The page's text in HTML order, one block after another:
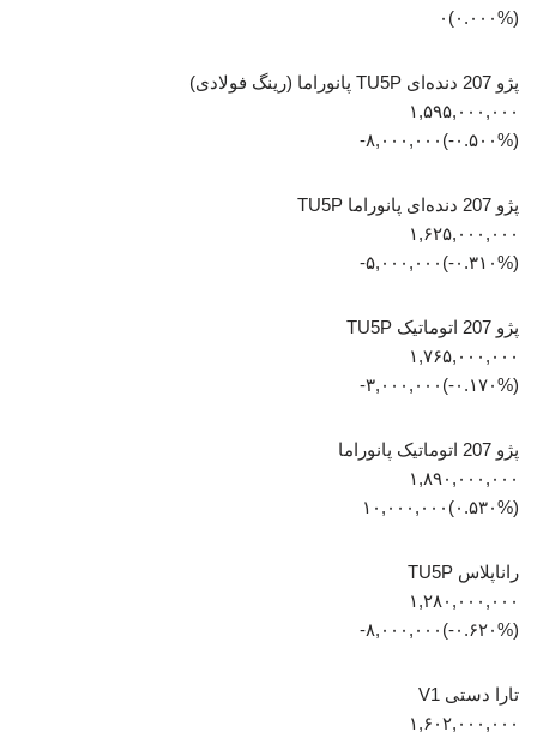
(۰.۰۰۰%)۰
پژو 207 دنده‌ای TU5P پانوراما (رینگ فولادی)
۱,۵۹۵,۰۰۰,۰۰۰
(‎-۰.۵۰۰%‏)‎-۸,۰۰۰,۰۰۰‏
پژو 207 دنده‌ای پانوراما TU5P
۱,۶۲۵,۰۰۰,۰۰۰
(‎-۰.۳۱۰%‏)‎-۵,۰۰۰,۰۰۰‏
پژو 207 اتوماتیک TU5P
۱,۷۶۵,۰۰۰,۰۰۰
(‎-۰.۱۷۰%‏)‎-۳,۰۰۰,۰۰۰‏
پژو 207 اتوماتیک پانوراما
۱,۸۹۰,۰۰۰,۰۰۰
(‎۰.۵۳۰%‏)‎۱۰,۰۰۰,۰۰۰‏
راناپلاس TU5P
۱,۲۸۰,۰۰۰,۰۰۰
(‎-۰.۶۲۰%‏)‎-۸,۰۰۰,۰۰۰‏
تارا دستی V1
۱,۶۰۲,۰۰۰,۰۰۰